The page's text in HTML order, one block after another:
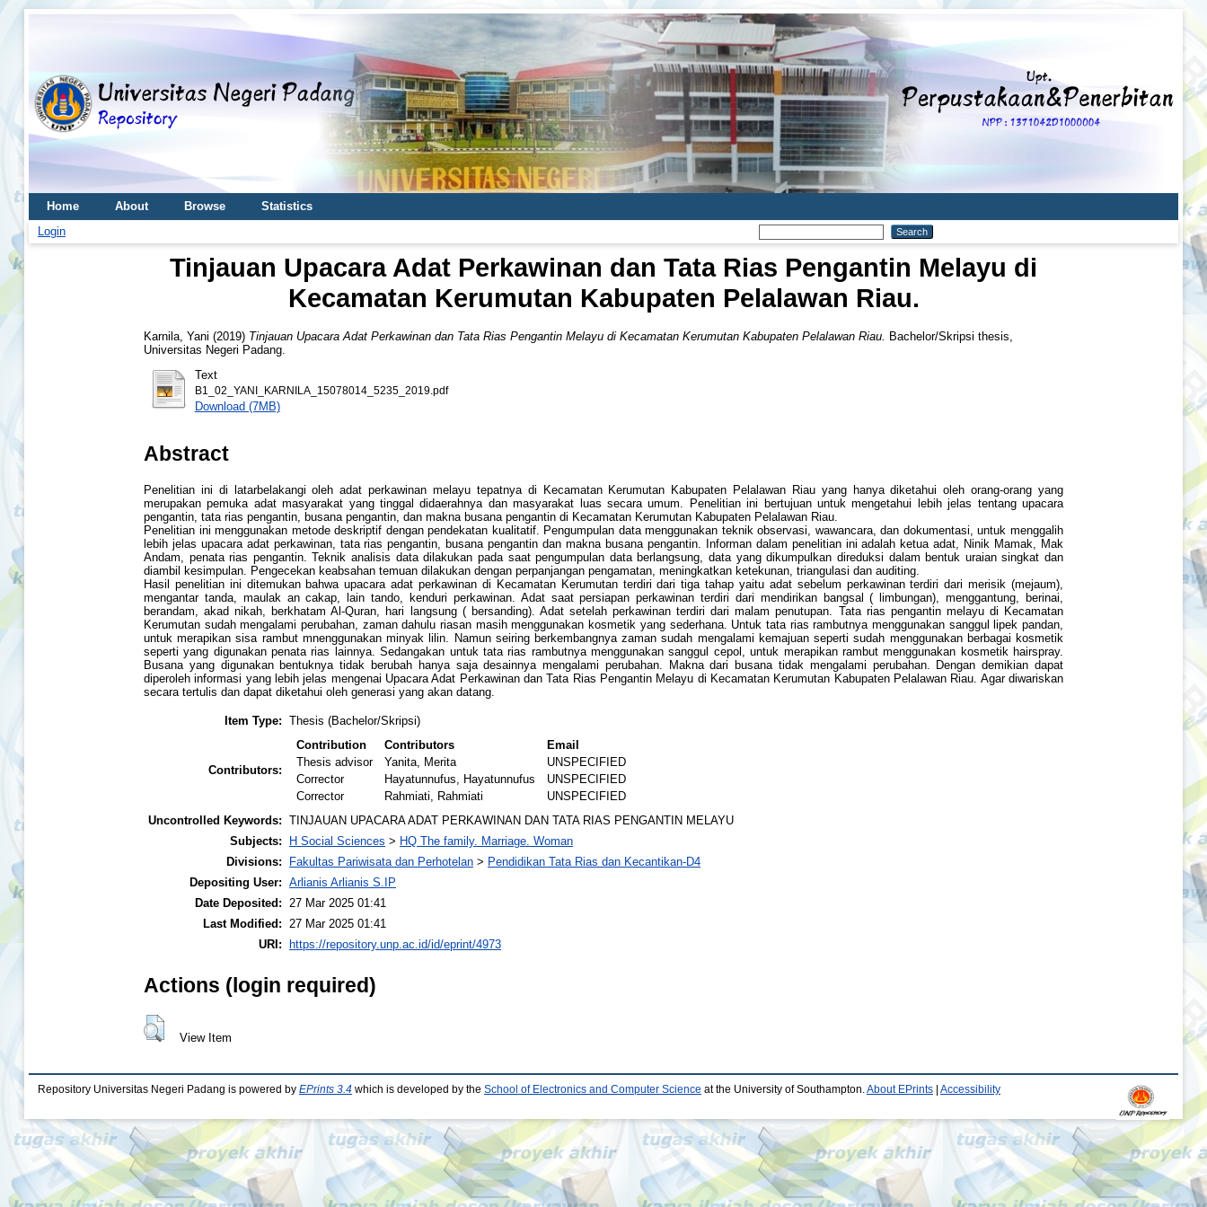
Home About Browse
Statistics
Login
Tinjauan Upacara Adat Perkawinan dan Tata Rias Pengantin Melayu di
Kecamatan Kerumutan Kabupaten Pelalawan Riau.
Karnila, Yani (2019) Tinjauan Upacara Adat Perkawinan dan Tata Rias Pengantin Melayu di Kecamatan Kerumutan Kabupaten Pelalawan Riau.
Bachelor/Skripsi thesis,
Universitas Negeri Padang.
Text
B1_02_YANI_KARNILA_15078014_5235_2019.pdf
Download (7MB)
Abstract
Penelitian ini di latarbelakangi oleh adat perkawinan melayu tepatnya di Kecamatan Kerumutan Kabupaten Pelalawan Riau yang hanya diketahui oleh orang-orang yang
merupakan pemuka adat masyarakat yang tinggal didaerahnya dan masyarakat luas secara umum. Penelitian ini bertujuan untuk mengetahui lebih jelas tentang upacara
pengantin, tata rias pengantin, busana pengantin, dan makna busana pengantin di Kecamatan Kerumutan Kabupaten Pelalawan Riau.
Penelitian ini menggunakan metode deskriptif dengan pendekatan kualitatif. Pengumpulan data menggunakan teknik observasi, wawancara, dan dokumentasi, untuk menggalih
lebih jelas upacara adat perkawinan, tata rias pengantin, busana pengantin dan makna busana pengantin. Informan dalam penelitian ini adalah ketua adat, Ninik Mamak, Mak
Andam, penata rias pengantin. Teknik analisis data dilakukan pada saat pengumpulan data berlangsung, data yang dikumpulkan direduksi dalam bentuk uraian singkat dan
diambil kesimpulan. Pengecekan keabsahan temuan dilakukan dengan perpanjangan pengamatan, meningkatkan ketekunan, triangulasi dan auditing.
Hasil penelitian ini ditemukan bahwa upacara adat perkawinan di Kecamatan Kerumutan terdiri dari tiga tahap yaitu adat sebelum perkawinan terdiri dari merisik (mejaum),
mengantar tanda, maulak an cakap, lain tando, kenduri perkawinan. Adat saat persiapan perkawinan terdiri dari mendirikan bangsal ( limbungan), menggantung, berinai,
berandam, akad nikah, berkhatam Al-Quran, hari langsung ( bersanding). Adat setelah perkawinan terdiri dari malam penutupan. Tata rias pengantin melayu di Kecamatan
Kerumutan sudah mengalami perubahan, zaman dahulu riasan masih menggunakan kosmetik yang sederhana. Untuk tata rias rambutnya menggunakan sanggul lipek pandan,
untuk merapikan sisa rambut mnenggunakan minyak lilin. Namun seiring berkembangnya zaman sudah mengalami kemajuan seperti sudah menggunakan berbagai kosmetik
seperti yang digunakan penata rias lainnya. Sedangakan untuk tata rias rambutnya menggunakan sanggul cepol, untuk merapikan rambut menggunakan kosmetik hairspray.
Busana yang digunakan bentuknya tidak berubah hanya saja desainnya mengalami perubahan. Makna dari busana tidak mengalami perubahan. Dengan demikian dapat
diperoleh informasi yang lebih jelas mengenai Upacara Adat Perkawinan dan Tata Rias Pengantin Melayu di Kecamatan Kerumutan Kabupaten Pelalawan Riau. Agar diwariskan
secara tertulis dan dapat diketahui oleh generasi yang akan datang.
Item Type: Thesis (Bachelor/Skripsi)
Contributors:
Contribution Contributors
Email
Thesis advisor
Yanita, Merita
UNSPECIFIED
Corrector
Hayatunnufus, Hayatunnufus
UNSPECIFIED
Corrector
Rahmiati, Rahmiati
UNSPECIFIED
Uncontrolled Keywords: TINJAUAN UPACARA ADAT PERKAWINAN DAN TATA RIAS PENGANTIN MELAYU
Subjects:
H Social Sciences > HQ The family. Marriage. Woman
Divisions:
Fakultas Pariwisata dan Perhotelan > Pendidikan Tata Rias dan Kecantikan-D4
Depositing User: Arlianis Arlianis S.IP
Date Deposited: 27 Mar 2025 01:41
Last Modified: 27 Mar 2025 01:41
URI:
https://repository.unp.ac.id/id/eprint/4973
Actions (login required)
View Item
Repository Universitas Negeri Padang is powered by EPrints 3.4 which is developed by the School of Electronics and Computer Science at the University of Southampton.About EPrints Accessibility